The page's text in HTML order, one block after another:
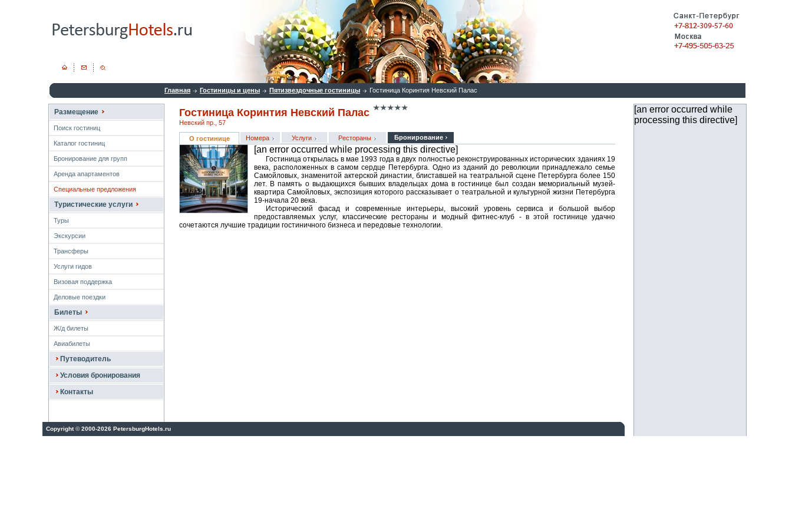
Главная Гостиницы и цены Пятизвездочные гостиницы Гостиница Коринтия Невский Палас
Размещение
Поиск гостиниц
Каталог гостиниц
Бронирование для групп
Аренда апартаментов
Специальные предложения
Туристические услуги
Туры
Экскурсии
Трансферы
Услуги гидов
Визовая поддержка
Деловые поездки
Билеты
Ж/д билеты
Авиабилеты
Путеводитель
Условия бронирования
Контакты
Гостиница Коринтия Невский Палас
Невский пр., 57
О гостинице Номера Услуги Рестораны Бронирование
[an error occurred while processing this directive]
Гостиница открылась в мае 1993 года в двух полностью реконструированных исторических зданиях 19
века, расположенных в самом сердце Петербурга. Одно из зданий до революции принадлежало семье
Самойловых, знаменитой актерской династии, блиставшей на театральной сцене Петербурга более 150
лет. В память о выдающихся бывших владельцах дома в гостинице был создан мемориальный музей-
квартира Самойловых, экспозиция которого рассказывает о театральной и культурной жизни Петербурга
19-начала 20 века.
Исторический фасад и современные интерьеры, высокий уровень сервиса и большой выбор
предоставляемых услуг, классические рестораны и модный фитнес-клуб - в этой гостинице удачно
сочетаются лучшие традиции гостиничного бизнеса и передовые технологии.
[an error occurred while
processing this directive]
Copyright©2000-2026 PetersburgHotels.ru